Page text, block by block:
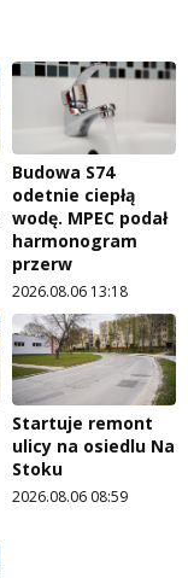
Budowa S74
odetnie ciepłą
wodę. MPEC podał
harmonogram
przerw
2026.08.06 13:18
Startuje remont
ulicy na osiedlu Na
Stoku
2026.08.06 08:59